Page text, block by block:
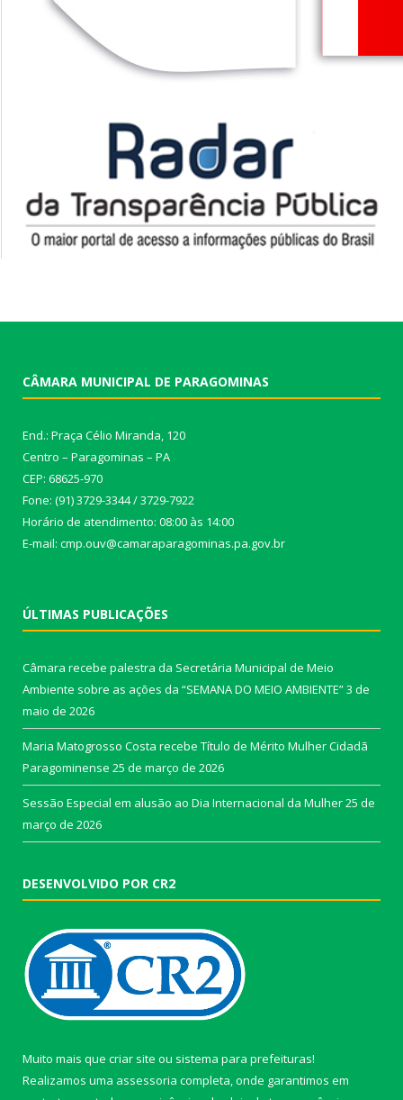
CÂMARA MUNICIPAL DE PARAGOMINAS
End.: Praça Célio Miranda, 120
Centro – Paragominas – PA
CEP: 68625-970
Fone: (91) 3729-3344 / 3729-7922
Horário de atendimento: 08:00 às 14:00
E-mail: cmp.ouv@camaraparagominas.pa.gov.br
ÚLTIMAS PUBLICAÇÕES
Câmara recebe palestra da Secretária Municipal de Meio
Ambiente sobre as ações da “SEMANA DO MEIO AMBIENTE”3 de
maio de 2026
Maria Matogrosso Costa recebe Título de Mérito Mulher Cidadã
Paragominense 25 de março de 2026
Sessão Especial em alusão ao Dia Internacional da Mulher25 de
março de 2026
DESENVOLVIDO POR CR2
Muito mais que criar site ou sistema para prefeituras!
Realizamos uma assessoria completa, onde garantimos em